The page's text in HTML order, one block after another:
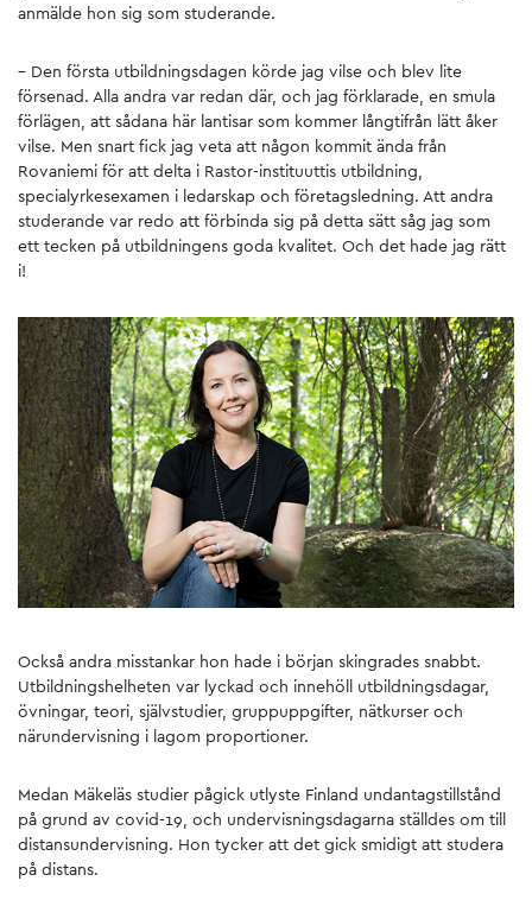
anmälde hon sig som studerande.
– Den första utbildningsdagen körde jag vilse och blev lite
försenad. Alla andra var redan där, och jag förklarade, en smula
förlägen, att sådana här lantisar som kommer långtifrån lätt åker
vilse. Men snart fick jag veta att någon kommit ända från
Rovaniemi för att delta i Rastor-instituuttis utbildning,
specialyrkesexamen i ledarskap och företagsledning. Att andra
studerande var redo att förbinda sig på detta sätt såg jag som
ett tecken på utbildningens goda kvalitet. Och det hade jag rätt
i!
Också andra misstankar hon hade i början skingrades snabbt.
Utbildningshelheten var lyckad och innehöll utbildningsdagar,
övningar, teori, självstudier, gruppuppgifter, nätkurser och
närundervisning i lagom proportioner.
Medan Mäkeläs studier pågick utlyste Finland undantagstillstånd
på grund av covid-19, och undervisningsdagarna ställdes om till
distansundervisning. Hon tycker att det gick smidigt att studera
på distans.